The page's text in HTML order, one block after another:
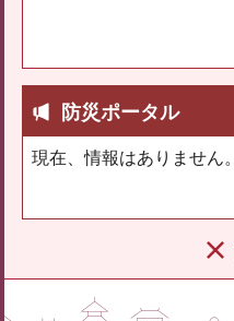
防災ポータル
現在、情報はありません。